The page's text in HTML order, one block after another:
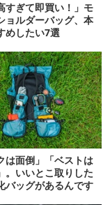
すぎて即買い！」モ
ョルダーバッグ、本
めしたい7選
は面倒」「ベストは
。いいとこ取りした
バッグがあるんです